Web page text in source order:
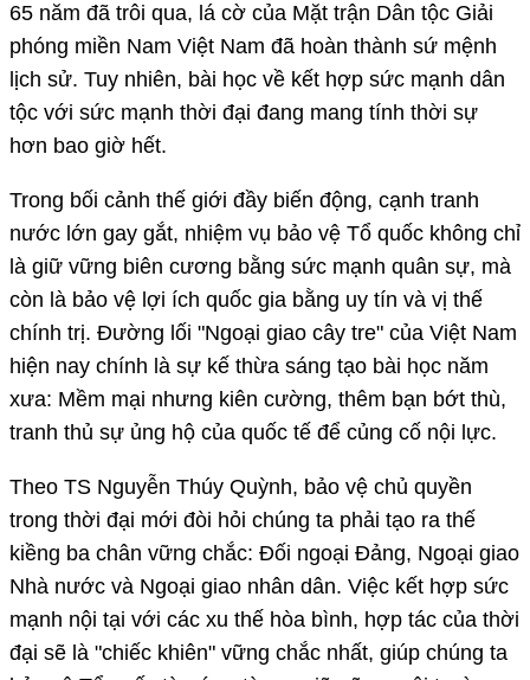
65 năm đã trôi qua, lá cờ của Mặt trận Dân tộc Giải
phóng miền Nam Việt Nam đã hoàn thành sứ mệnh
lịch sử. Tuy nhiên, bài học về kết hợp sức mạnh dân
tộc với sức mạnh thời đại đang mang tính thời sự
hơn bao giờ hết.
Trong bối cảnh thế giới đầy biến động, cạnh tranh
nước lớn gay gắt, nhiệm vụ bảo vệ Tổ quốc không chỉ
là giữ vững biên cương bằng sức mạnh quân sự, mà
còn là bảo vệ lợi ích quốc gia bằng uy tín và vị thế
chính trị. Đường lối "Ngoại giao cây tre" của Việt Nam
hiện nay chính là sự kế thừa sáng tạo bài học năm
xưa: Mềm mại nhưng kiên cường, thêm bạn bớt thù,
tranh thủ sự ủng hộ của quốc tế để củng cố nội lực.
Theo TS Nguyễn Thúy Quỳnh, bảo vệ chủ quyền
trong thời đại mới đòi hỏi chúng ta phải tạo ra thế
kiềng ba chân vững chắc: Đối ngoại Đảng, Ngoại giao
Nhà nước và Ngoại giao nhân dân. Việc kết hợp sức
mạnh nội tại với các xu thế hòa bình, hợp tác của thời
đại sẽ là "chiếc khiên" vững chắc nhất, giúp chúng ta